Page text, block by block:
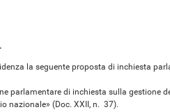
la seguente proposta di inchiesta
di inchiesta sulla gestione
nazionale» (Doc. XXII, n. 37).